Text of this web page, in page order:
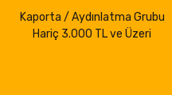
Kaporta / Aydınlatma Grubu
Hariç 3.000 TL ve Üzeri